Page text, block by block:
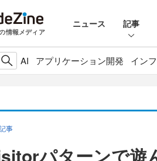
情報メディア
ニュース 記事
AI アプリケーション開発 イン
事
パターンで遊